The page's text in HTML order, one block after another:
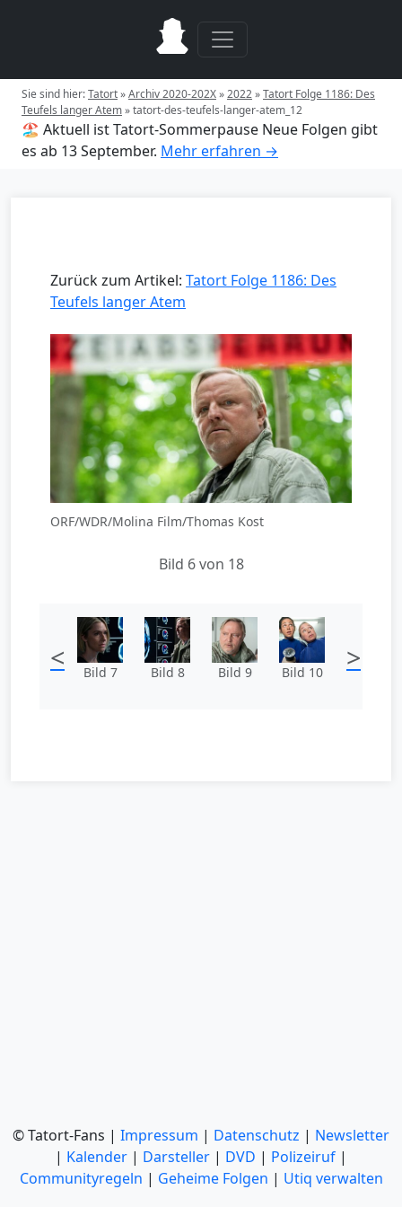
Sie sind hier:Tatort»Archiv 2020-202X»2022»Tatort Folge 1186: Des
Teufels langer Atem»tatort-des-teufels-langer-atem_12
🏖️ Aktuell ist Tatort-Sommerpause Neue Folgen gibt
es ab 13 September. Mehr erfahren →
Zurück zum Artikel: Tatort Folge 1186: Des
Teufels langer Atem
ORF/WDR/Molina Film/Thomas Kost
Bild 6 von 18
< Bild 7 Bild 8 Bild 9 Bild 10 >
© Tatort-Fans | Impressum | Datenschutz | Newsletter
| Kalender | Darsteller | DVD | Polizeiruf |
Communityregeln | Geheime Folgen | Utiq verwalten